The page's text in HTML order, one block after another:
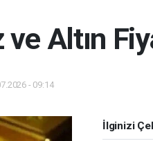
Altın
- 09:14
İlginizi